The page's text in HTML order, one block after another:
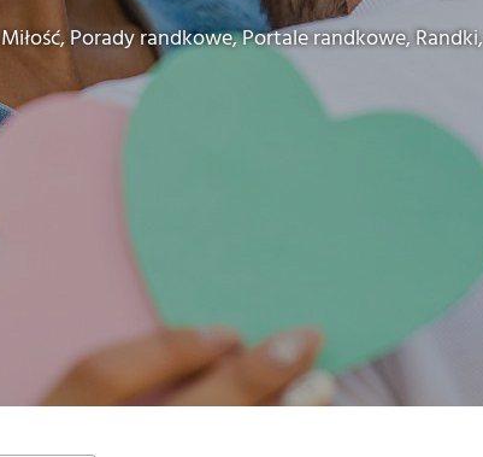
admin
Miłość,Porady randkowe,Portale randkowe,Randki,